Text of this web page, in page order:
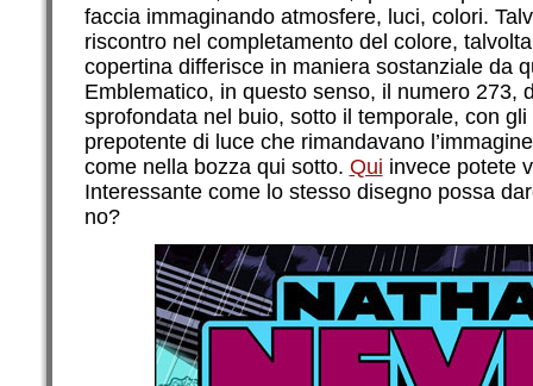
faccia immaginando atmosfere, luci, colori.
riscontro nel completamento del colore,
copertina differisce in maniera sostanziale da
Emblematico, in questo senso, il numero 273,
sprofondata nel buio, sotto il temporale, con
prepotente di luce che rimandavano
come nella bozza qui sotto. Qui invece potete
Interessante come lo stesso disegno possa
no?